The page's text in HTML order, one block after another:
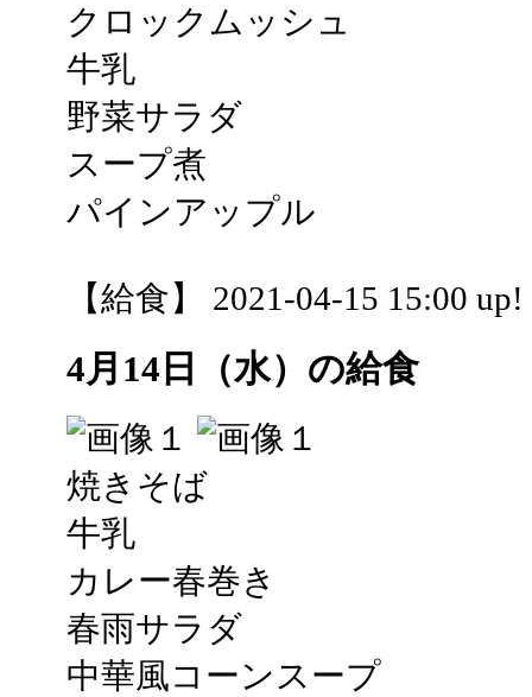
クロックムッシュ
牛乳
野菜サラダ
スープ煮
パインアップル
【給食】 2021-04-15 15:00 up!
4月14日（水）の給食
焼きそば
牛乳
カレー春巻き
春雨サラダ
中華風コーンスープ